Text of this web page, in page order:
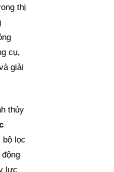
thị
cụ,
giải
thủy
bộ lọc
lực